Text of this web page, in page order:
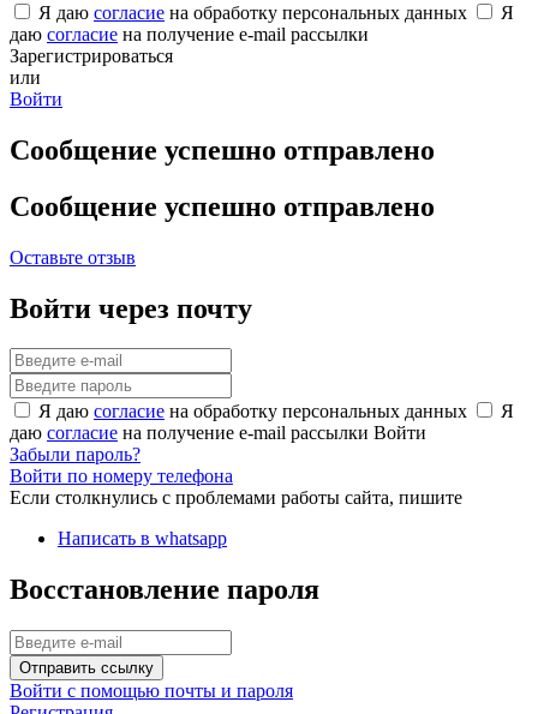
Я даю согласие на обработку персональных данных
Я
даю согласие на получение e-mail рассылки
Зарегистрироваться
или
Войти
Сообщение успешно отправлено
Сообщение успешно отправлено
Оставьте отзыв
Войти через почту
Я даю согласие на обработку персональных данных
Я
даю согласие на получение e-mail рассылки Войти
Забыли пароль?
Войти по номеру телефона
Если столкнулись с проблемами работы сайта, пишите
Написать в whatsapp
Восстановление пароля
Отправить ссылку
Войти с помощью почты и пароля